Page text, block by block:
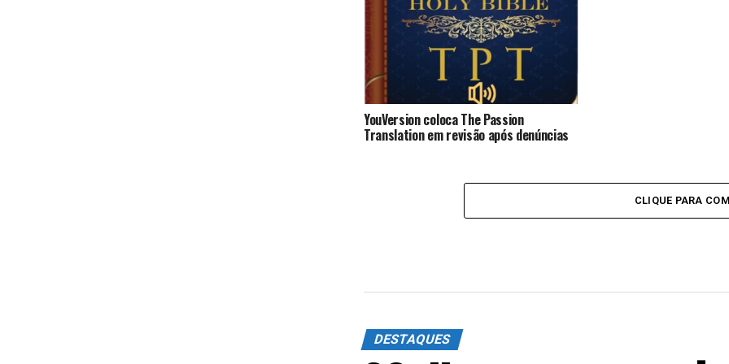
YouVersion coloca The Passion
Translation em revisão após denúncias
CLIQUE PARA
DESTAQUES